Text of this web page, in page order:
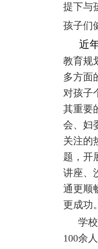
提下与
孩子们
近
教育规
多方面
对孩子
其重要
会、妇
关注的
题，开
讲座、
通更顺
更成功。
学
100余